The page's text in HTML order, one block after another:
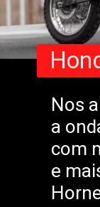
Nos
a
com
e